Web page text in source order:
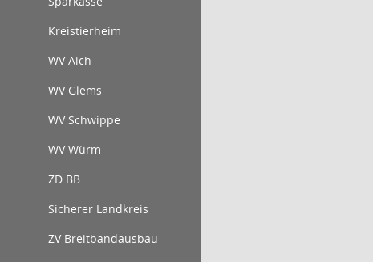
Kreistierheim
WV Aich
WV Glems
WV Schwippe
WV Würm
ZD.BB
Sicherer Landkreis
ZV Breitbandausbau